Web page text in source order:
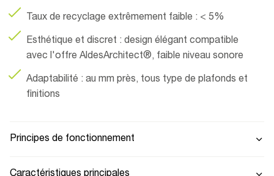
Taux de recyclage extrêmement faible : < 5%
Esthétique et discret : design élégant compatible
avec l'offre AldesArchitect®, faible niveau sonore
Adaptabilité : au mm près, tous type de plafonds et
finitions
Principes de fonctionnement